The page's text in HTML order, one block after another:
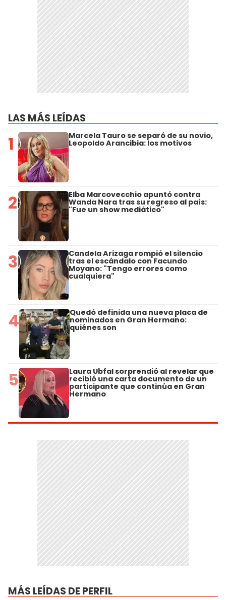
LAS MÁS LEÍDAS
1 Marcela Tauro se separó de su novio,
Leopoldo Arancibia: los motivos
2 Elba Marcovecchio apuntó contra
Wanda Nara tras su regreso al país:
"Fue un show mediático"
3 Candela Arizaga rompió el silencio
tras el escándalo con Facundo
Moyano: "Tengo errores como
cualquiera"
4 Quedó definida una nueva placa de
nominados en Gran Hermano:
quiénes son
5 Laura Ubfal sorprendió al revelar que
recibió una carta documento de un
participante que continúa en Gran
Hermano
MÁS LEÍDAS DE PERFIL